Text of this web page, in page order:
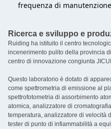
frequenza di
Ricerca e sviluppo e
Ruiding ha istituito il centro
incenerimento pulito della provincia
centro di innovazione congiunta
Questo laboratorio è dotato di
come spettrometria di emissione al
spettrofotometria di assorbimento
atomica, analizzatore di
temperatura, analizzatore di velocità
tester di punto di infiammabilità a